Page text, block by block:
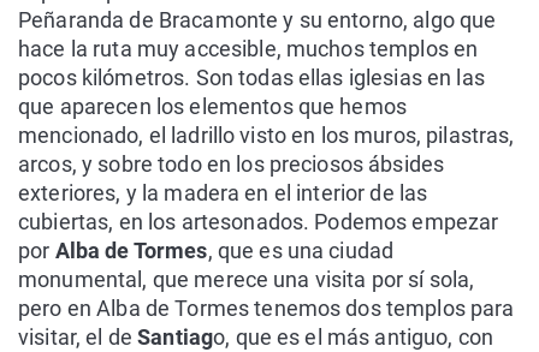
Peñaranda de Bracamonte y su entorno, algo que
hace la ruta muy accesible, muchos templos en
pocos kilómetros. Son todas ellas iglesias en las
que aparecen los elementos que hemos
mencionado, el ladrillo visto en los muros, pilastras,
arcos, y sobre todo en los preciosos ábsides
exteriores, y la madera en el interior de las
cubiertas, en los artesonados. Podemos empezar
por Alba de Tormes, que es una ciudad
monumental, que merece una visita por sí sola,
pero en Alba de Tormes tenemos dos templos para
visitar, el deSantiago, que es el más antiguo, con